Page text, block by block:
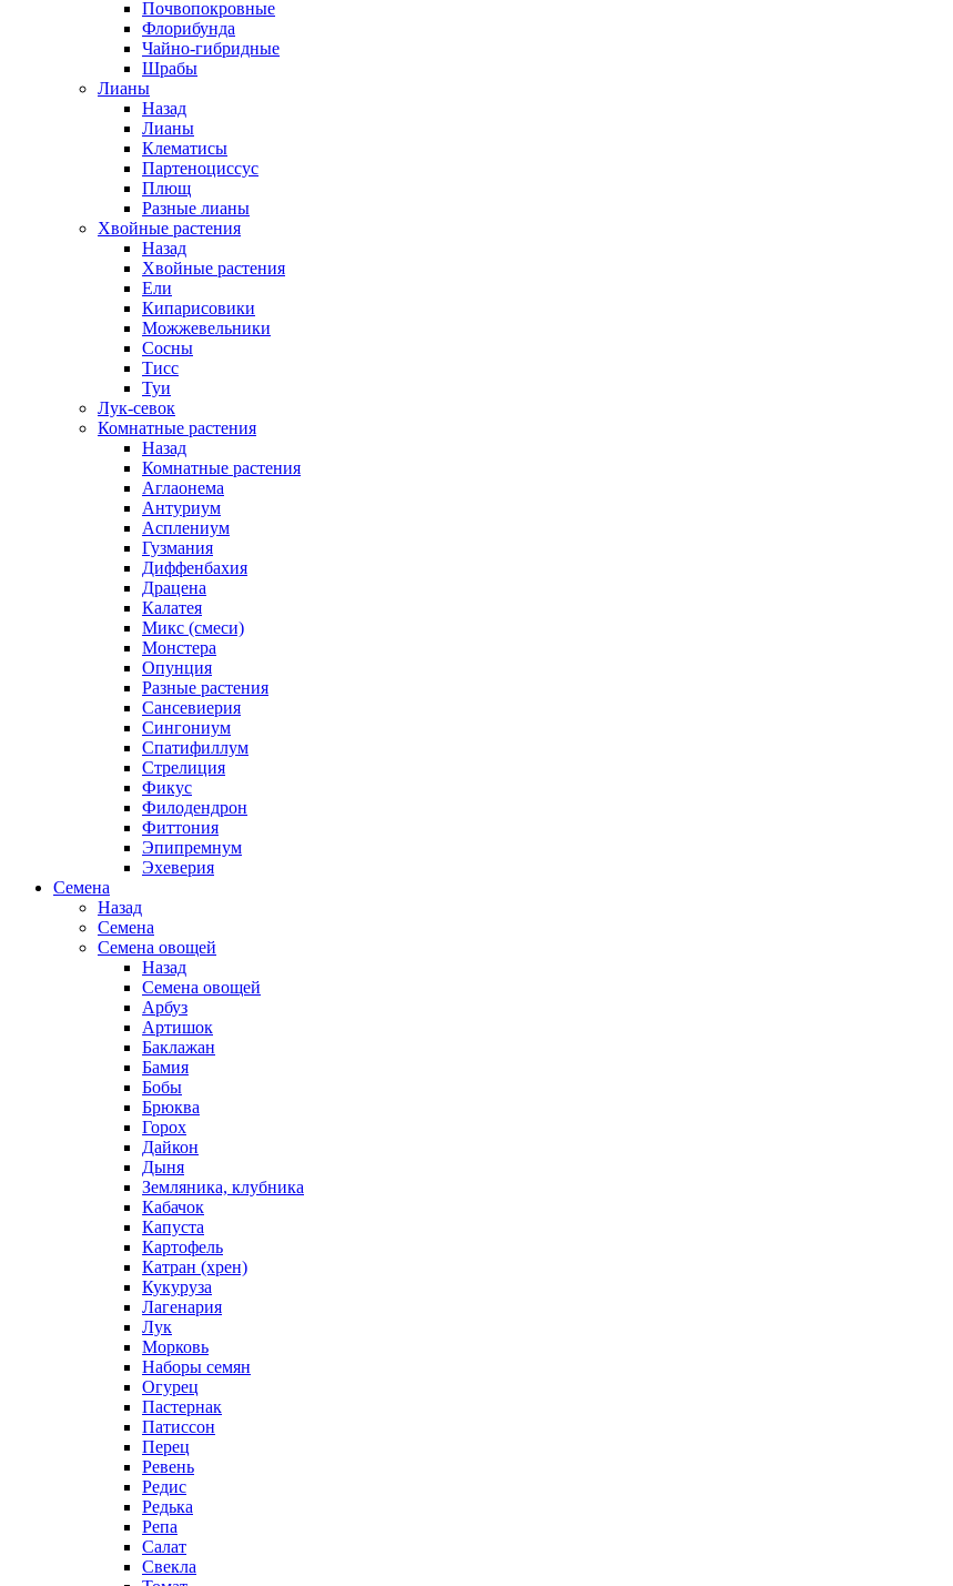
Почвопокровные
Флорибунда
Чайно-гибридные
Шрабы
Лианы
Назад
Лианы
Клематисы
Партеноциссус
Плющ
Разные лианы
Хвойные растения
Назад
Хвойные растения
Ели
Кипарисовики
Можжевельники
Сосны
Тисс
Туи
Лук-севок
Комнатные растения
Назад
Комнатные растения
Аглаонема
Антуриум
Асплениум
Гузмания
Диффенбахия
Драцена
Калатея
Микс (смеси)
Монстера
Опунция
Разные растения
Сансевиерия
Сингониум
Спатифиллум
Стрелиция
Фикус
Филодендрон
Фиттония
Эпипремнум
Эхеверия
Семена
Назад
Семена
Семена овощей
Назад
Семена овощей
Арбуз
Артишок
Баклажан
Бамия
Бобы
Брюква
Горох
Дайкон
Дыня
Земляника, клубника
Кабачок
Капуста
Картофель
Катран (хрен)
Кукуруза
Лагенария
Лук
Морковь
Наборы семян
Огурец
Пастернак
Патиссон
Перец
Ревень
Редис
Редька
Репа
Салат
Свекла